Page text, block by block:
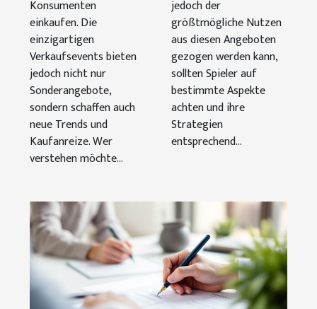
Konsumenten
einkaufen. Die
einzigartigen
Verkaufsevents bieten
jedoch nicht nur
Sonderangebote,
sondern schaffen auch
neue Trends und
Kaufanreize. Wer
verstehen möchte...
jedoch der
größtmögliche Nutzen
aus diesen Angeboten
gezogen werden kann,
sollten Spieler auf
bestimmte Aspekte
achten und ihre
Strategien
entsprechend...